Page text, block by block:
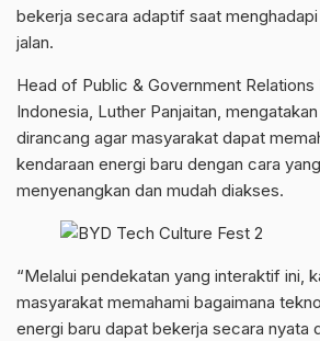
bekerja secara adaptif saat
jalan.
Head of Public & Government
Indonesia, Luther Panjaitan,
dirancang agar masyarakat dapat
kendaraan energi baru dengan cara
menyenangkan dan mudah diakses.
“Melalui pendekatan yang interaktif ini,
masyarakat memahami bagaimana
energi baru dapat bekerja secara nyata